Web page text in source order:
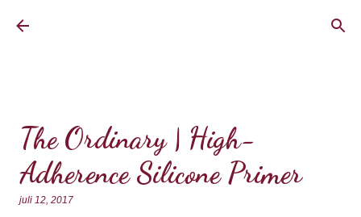
The Ordinary | High-
Adherence Silicone Primer
juli 12, 2017